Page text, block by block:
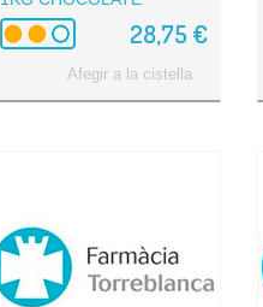
28,75 €
Afegir a la cistella